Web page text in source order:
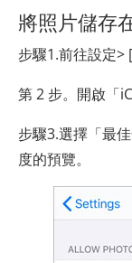
將照片儲存
步驟1.前往設定>
第 2 步。開啟「
步驟3.選擇「最
度的預覽。